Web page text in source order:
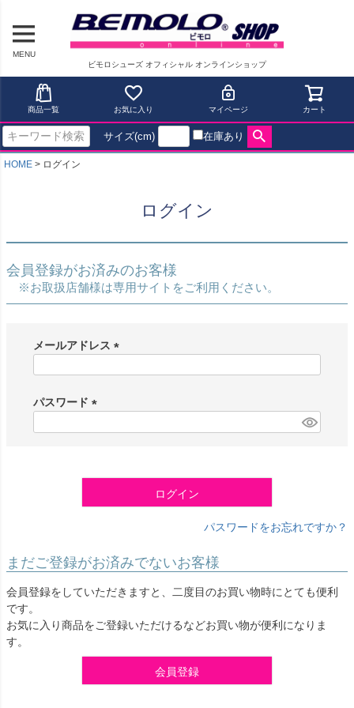
MENU
ビモロシューズ オフィシャル オンラインショップ
商品一覧 お気に入り マイページ カート
サイズ(cm) 在庫あり
HOME ログイン
ログイン
会員登録がお済みのお客様
※お取扱店舗様は専用サイトをご利用ください。
メールアドレス
)
パスワード
ログイン
パスワードをお忘れですか？
まだご登録がお済みでないお客様
会員登録をしていただきますと、二度目のお買い物時にとても便利
です。
お気に入り商品をご登録いただけるなどお買い物が便利になりま
す。
会員登録